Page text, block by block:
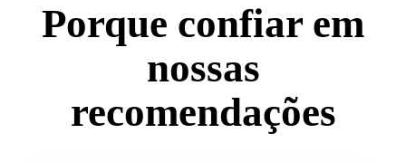
Porque confiar em
nossas
recomendações